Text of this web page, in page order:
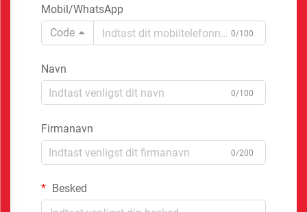
Mobil/WhatsApp
Code
0/100
Navn
0/100
Firmanavn
0/200
Besked